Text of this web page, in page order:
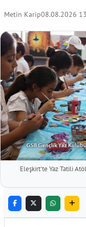
Metin Karip08.08.2026
Eleşkirt'te Yaz Tatili